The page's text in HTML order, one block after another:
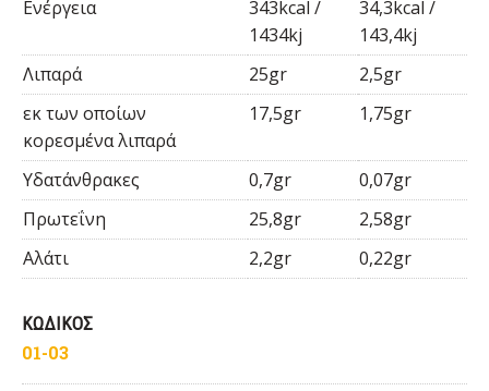
Ενέργεια
343kcal /
1434kj
34,3kcal /
143,4kj
Λιπαρά
25gr
2,5gr
εκ των οποίων
κορεσμένα λιπαρά
17,5gr 1,75gr
Υδατάνθρακες 0,7gr
0,07gr
Πρωτεΐνη
25,8gr
2,58gr
Αλάτι
2,2gr 0,22gr
ΚΩΔΙΚΟΣ
01-03